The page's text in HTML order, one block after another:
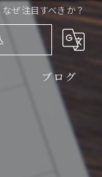
ぜ注目すべきか？
ブログ